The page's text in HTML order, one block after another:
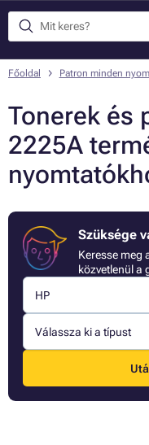
Főoldal Patron minden
Tonerek és
2225A
Szüksége
Keresse meg
közvetlenül a
HP
Válassza ki a típust